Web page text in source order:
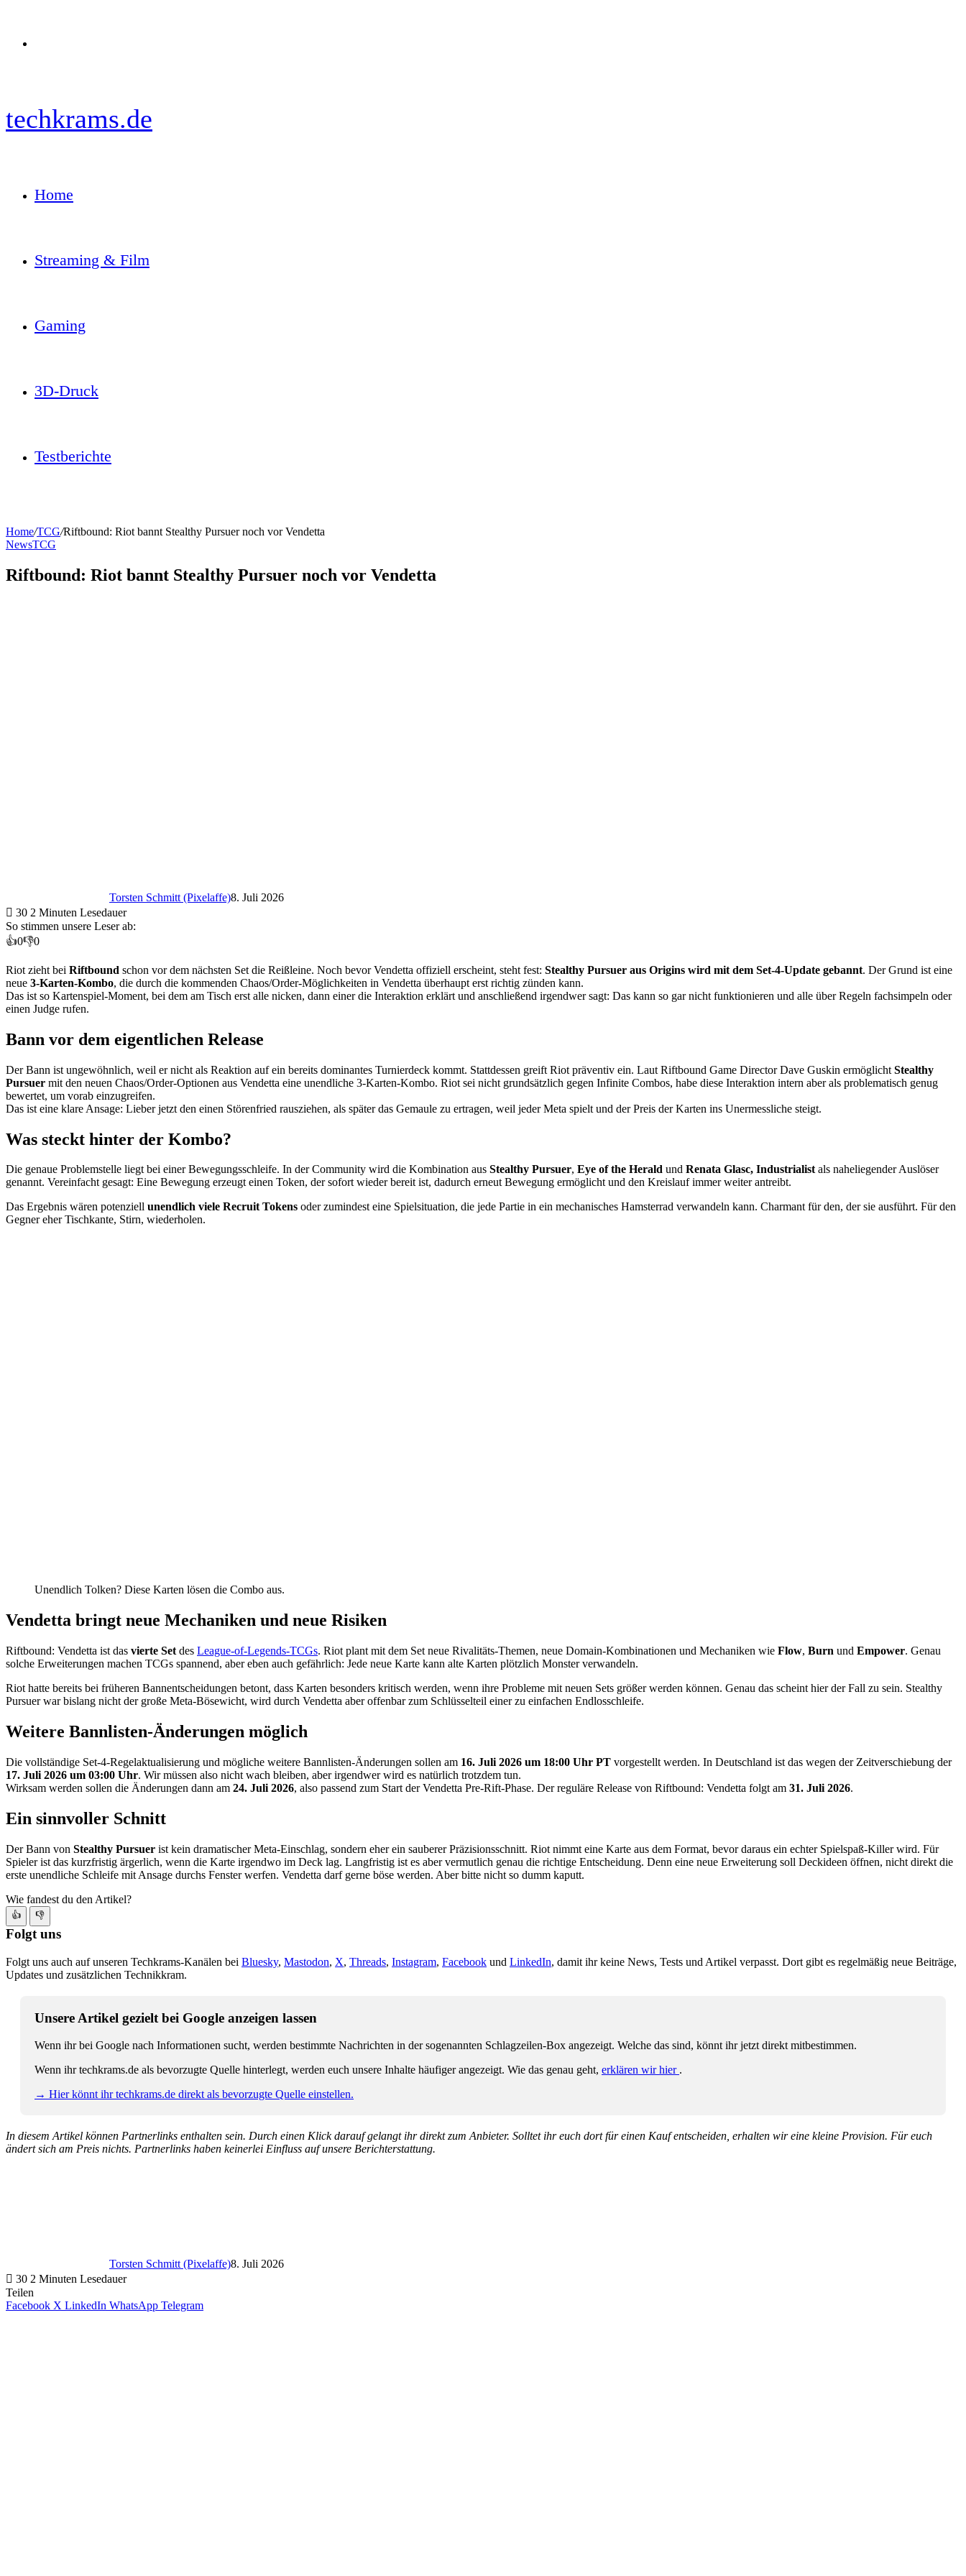
techkrams.de
Home
Streaming & Film
Gaming
3D-Druck
Testberichte
Home/TCG/Riftbound: Riot bannt Stealthy Pursuer noch vor Vendetta
NewsTCG
Riftbound: Riot bannt Stealthy Pursuer noch vor Vendetta
Torsten Schmitt (Pixelaffe)8. Juli 2026
30 2 Minuten Lesedauer
So stimmen unsere Leser ab:
👍0👎0
Riot zieht bei Riftbound schon vor dem nächsten Set die Reißleine. Noch bevor Vendetta offiziell erscheint, steht fest: Stealthy Pursuer aus Origins wird mit dem Set-4-Update gebannt. Der Grund ist eine
neue 3-Karten-Kombo, die durch die kommenden Chaos/Order-Möglichkeiten in Vendetta überhaupt erst richtig zünden kann.
Das ist so Kartenspiel-Moment, bei dem am Tisch erst alle nicken, dann einer die Interaktion erklärt und anschließend irgendwer sagt: Das kann so gar nicht funktionieren und alle über Regeln fachsimpeln oder
einen Judge rufen.
Bann vor dem eigentlichen Release
Der Bann ist ungewöhnlich, weil er nicht als Reaktion auf ein bereits dominantes Turnierdeck kommt. Stattdessen greift Riot präventiv ein. Laut Riftbound Game Director Dave Guskin ermöglicht Stealthy
Pursuer mit den neuen Chaos/Order-Optionen aus Vendetta eine unendliche 3-Karten-Kombo. Riot sei nicht grundsätzlich gegen Infinite Combos, habe diese Interaktion intern aber als problematisch genug
bewertet, um vorab einzugreifen.
Das ist eine klare Ansage: Lieber jetzt den einen Störenfried rausziehen, als später das Gemaule zu ertragen, weil jeder Meta spielt und der Preis der Karten ins Unermessliche steigt.
Was steckt hinter der Kombo?
Die genaue Problemstelle liegt bei einer Bewegungsschleife. In der Community wird die Kombination aus Stealthy Pursuer, Eye of the Herald und Renata Glasc, Industrialistals naheliegender Auslöser
genannt. Vereinfacht gesagt: Eine Bewegung erzeugt einen Token, der sofort wieder bereit ist, dadurch erneut Bewegung ermöglicht und den Kreislauf immer weiter antreibt.
Das Ergebnis wären potenziell unendlich viele Recruit Tokens oder zumindest eine Spielsituation, die jede Partie in ein mechanisches Hamsterrad verwandeln kann. Charmant für den, der sie ausführt. Für den
Gegner eher Tischkante, Stirn, wiederholen.
Unendlich Tolken? Diese Karten lösen die Combo aus.
Vendetta bringt neue Mechaniken und neue Risiken
Riftbound: Vendetta ist das vierte Set des League-of-Legends-TCGs. Riot plant mit dem Set neue Rivalitäts-Themen, neue Domain-Kombinationen und Mechaniken wie Flow, Burn und Empower. Genau
solche Erweiterungen machen TCGs spannend, aber eben auch gefährlich: Jede neue Karte kann alte Karten plötzlich Monster verwandeln.
Riot hatte bereits bei früheren Bannentscheidungen betont, dass Karten besonders kritisch werden, wenn ihre Probleme mit neuen Sets größer werden können. Genau das scheint hier der Fall zu sein. Stealthy
Pursuer war bislang nicht der große Meta-Bösewicht, wird durch Vendetta aber offenbar zum Schlüsselteil einer zu einfachen Endlosschleife.
Weitere Bannlisten-Änderungen möglich
Die vollständige Set-4-Regelaktualisierung und mögliche weitere Bannlisten-Änderungen sollen am 16. Juli 2026 um 18:00 Uhr PT vorgestellt werden. In Deutschland ist das wegen der Zeitverschiebung der
17. Juli 2026 um 03:00 Uhr. Wir müssen also nicht wach bleiben, aber irgendwer wird es natürlich trotzdem tun.
Wirksam werden sollen die Änderungen dann am 24. Juli 2026, also passend zum Start der Vendetta Pre-Rift-Phase. Der reguläre Release von Riftbound: Vendetta folgt am 31. Juli 2026.
Ein sinnvoller Schnitt
Der Bann von Stealthy Pursuer ist kein dramatischer Meta-Einschlag, sondern eher ein sauberer Präzisionsschnitt. Riot nimmt eine Karte aus dem Format, bevor daraus ein echter Spielspaß-Killer wird. Für
Spieler ist das kurzfristig ärgerlich, wenn die Karte irgendwo im Deck lag. Langfristig ist es aber vermutlich genau die richtige Entscheidung. Denn eine neue Erweiterung soll Deckideen öffnen, nicht direkt die
erste unendliche Schleife mit Ansage durchs Fenster werfen. Vendetta darf gerne böse werden. Aber bitte nicht so dumm kaputt.
Wie fandest du den Artikel?
👍 👎
Folgt uns
Folgt uns auch auf unseren Techkrams-Kanälen bei Bluesky, Mastodon, X, Threads, Instagram, Facebook und LinkedIn, damit ihr keine News, Tests und Artikel verpasst. Dort gibt es regelmäßig neue Beiträge,
Updates und zusätzlichen Technikkram.
Unsere Artikel gezielt bei Google anzeigen lassen
Wenn ihr bei Google nach Informationen sucht, werden bestimmte Nachrichten in der sogenannten Schlagzeilen-Box angezeigt. Welche das sind, könnt ihr jetzt direkt mitbestimmen.
Wenn ihr techkrams.de als bevorzugte Quelle hinterlegt, werden euch unsere Inhalte häufiger angezeigt. Wie das genau geht, erklären wir hier .
→ Hier könnt ihr techkrams.de direkt als bevorzugte Quelle einstellen.
In diesem Artikel können Partnerlinks enthalten sein. Durch einen Klick darauf gelangt ihr direkt zum Anbieter. Solltet ihr euch dort für einen Kauf entscheiden, erhalten wir eine kleine Provision. Für euch
ändert sich am Preis nichts. Partnerlinks haben keinerlei Einfluss auf unsere Berichterstattung.
Torsten Schmitt (Pixelaffe)8. Juli 2026
30 2 Minuten Lesedauer
Teilen
Facebook X LinkedIn WhatsApp Telegram